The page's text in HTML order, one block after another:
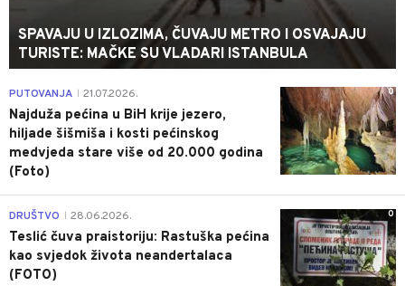
SPAVAJU U IZLOZIMA, ČUVAJU METRO I OSVAJAJU
TURISTE: MAČKE SU VLADARI ISTANBULA
0
PUTOVANJA 21.07.2026.
Najduža pećina u BiH krije jezero,
hiljade šišmiša i kosti pećinskog
medvjeda stare više od 20.000 godina
(Foto)
0
DRUŠTVO 28.06.2026.
Teslić čuva praistoriju: Rastuška pećina
kao svjedok života neandertalaca
(FOTO)